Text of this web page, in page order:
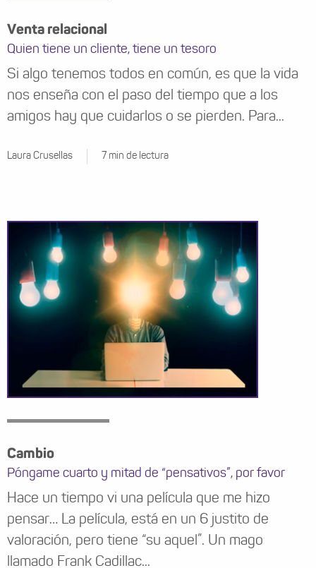
Venta relacional
Quien tiene un cliente, tiene un tesoro
Si algo tenemos todos en común, es que la vida
nos enseña con el paso del tiempo que a los
amigos hay que cuidarlos o se pierden. Para...
Laura Crusellas 7 min de lectura
Cambio
Póngame cuarto y mitad de “pensativos”, por favor
Hace un tiempo vi una película que me hizo
pensar… La película, está en un 6 justito de
valoración, pero tiene “su aquel”. Un mago
llamado Frank Cadillac...